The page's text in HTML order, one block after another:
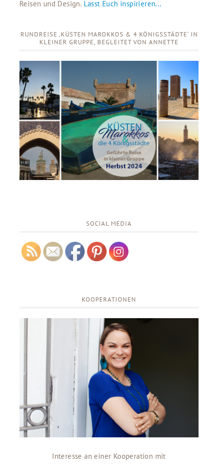
Reisen und Design. Lasst Euch inspirieren...
RUNDREISE ‚KÜSTEN MAROKKOS & 4 KÖNIGSSTÄDTE‘ IN
KLEINER GRUPPE, BEGLEITET VON ANNETTE
SOCIAL MEDIA
KOOPERATIONEN
Interesse an einer Kooperation mit